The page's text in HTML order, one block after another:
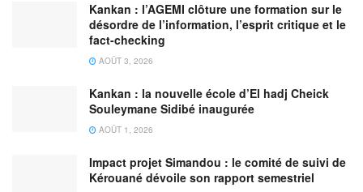
Kankan : l’AGEMI clôture une formation sur le
désordre de l’information, l’esprit critique et le
fact-checking
AOÛT 3, 2026
Kankan : la nouvelle école d’El hadj Cheick
Souleymane Sidibé inaugurée
AOÛT 1, 2026
Impact projet Simandou : le comité de suivi de
Kérouané dévoile son rapport semestriel